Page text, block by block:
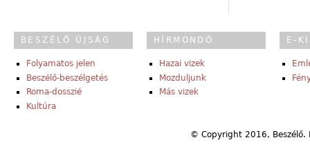
BESZÉLŐ ÚJSÁG
Folyamatos jelen
Beszélő-beszélgetés
Roma-dosszié
Kultúra
HÍRMONDÓ
Hazai vizek
Mozduljunk
Más vizek
E-
© Copyright 2016,